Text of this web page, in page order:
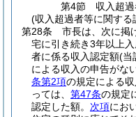
第4節
収入超
(収入超過者等に関する
第28条
市長は、次に掲
宅に引き続き3年以上
者に係る収入認定額(当
による収入の申告がな
条第2項の規定による
っては、 第47条の規定
認定した額。 次項にお